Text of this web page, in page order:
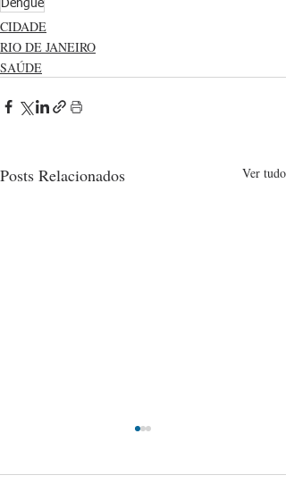
Dengue
CIDADE
RIO DE JANEIRO
SAÚDE
Posts Relacionados Ver tudo